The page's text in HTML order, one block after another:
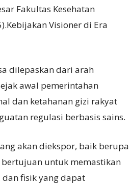
Fakultas Kesehatan
Visioner di Era
dilepaskan dari arah
awal pemerintahan
dan ketahanan gizi rakyat
regulasi berbasis sains.
akan diekspor, baik berupa
untuk memastikan
fisik yang dapat